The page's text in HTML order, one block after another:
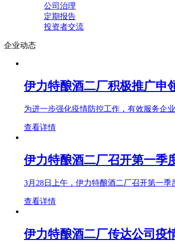
公司治理
定期报告
投资者交流
企业动态
伊力特酿酒二厂积极推广申
为进一步强化疫情防控工作，有效服务企
查看详情
伊力特酿酒二厂召开第一季
3月28日上午，伊力特酿酒二厂召开第一
查看详情
伊力特酿酒二厂传达公司疫